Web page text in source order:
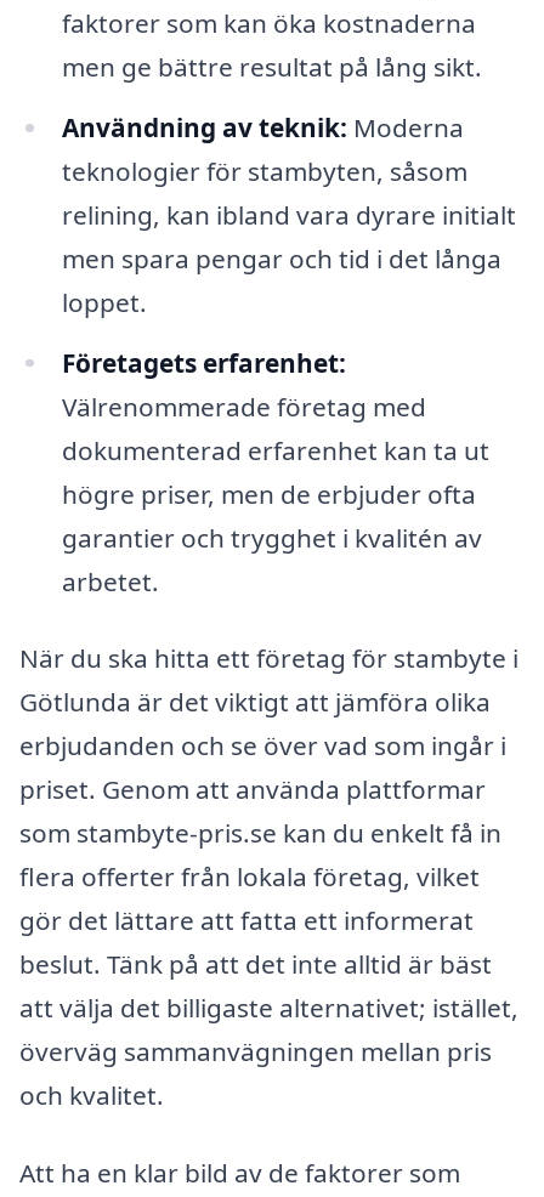
faktorer som kan öka kostnaderna
men ge bättre resultat på lång sikt.
Användning av teknik: Moderna
teknologier för stambyten, såsom
relining, kan ibland vara dyrare initialt
men spara pengar och tid i det långa
loppet.
Företagets erfarenhet:
Välrenommerade företag med
dokumenterad erfarenhet kan ta ut
högre priser, men de erbjuder ofta
garantier och trygghet i kvalitén av
arbetet.
När du ska hitta ett företag för stambyte i
Götlunda är det viktigt att jämföra olika
erbjudanden och se över vad som ingår i
priset. Genom att använda plattformar
som stambyte-pris.se kan du enkelt få in
flera offerter från lokala företag, vilket
gör det lättare att fatta ett informerat
beslut. Tänk på att det inte alltid är bäst
att välja det billigaste alternativet; istället,
överväg sammanvägningen mellan pris
och kvalitet.
Att ha en klar bild av de faktorer som